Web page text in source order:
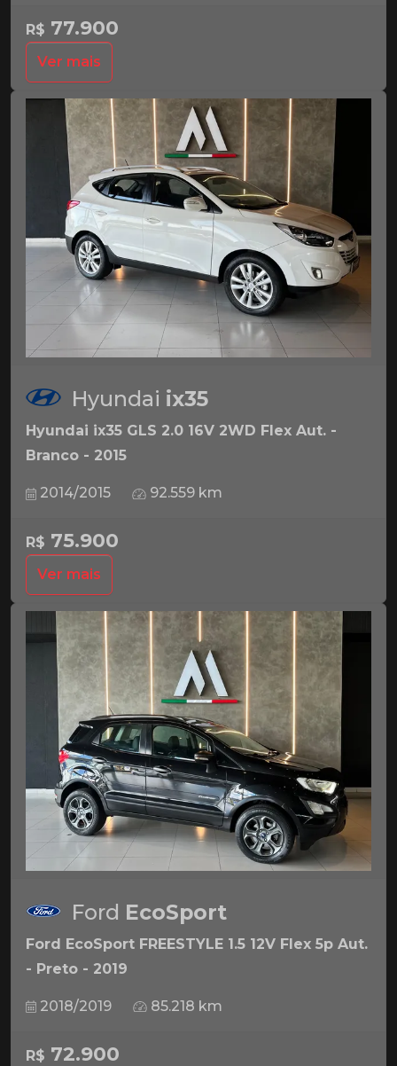
R$ 77.900
Ver mais
Hyundai ix35
Hyundai ix35 GLS 2.0 16V 2WD Flex Aut. -
Branco - 2015
2014/2015 92.559 km
R$ 75.900
Ver mais
Ford EcoSport
Ford EcoSport FREESTYLE 1.5 12V Flex 5p Aut.
- Preto - 2019
2018/2019 85.218 km
R$ 72.900